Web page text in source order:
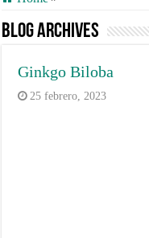
Blog Archives
Ginkgo Biloba
25 febrero, 2023